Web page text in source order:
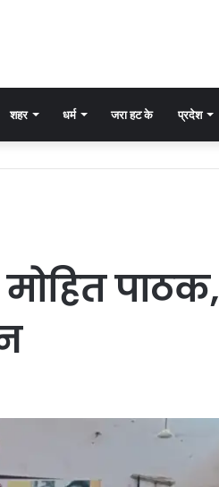
शहर धर्म जरा हट के प्रदेश
पाठक,